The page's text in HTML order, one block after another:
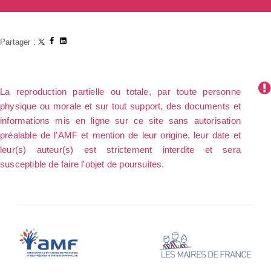
Partager :
La reproduction partielle ou totale, par toute personne
physique ou morale et sur tout support, des documents et
informations mis en ligne sur ce site sans autorisation
préalable de l'AMF et mention de leur origine, leur date et
leur(s) auteur(s) est strictement interdite et sera
susceptible de faire l'objet de poursuites.